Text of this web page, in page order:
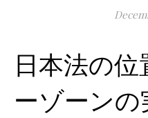
日本法の
ーゾーン